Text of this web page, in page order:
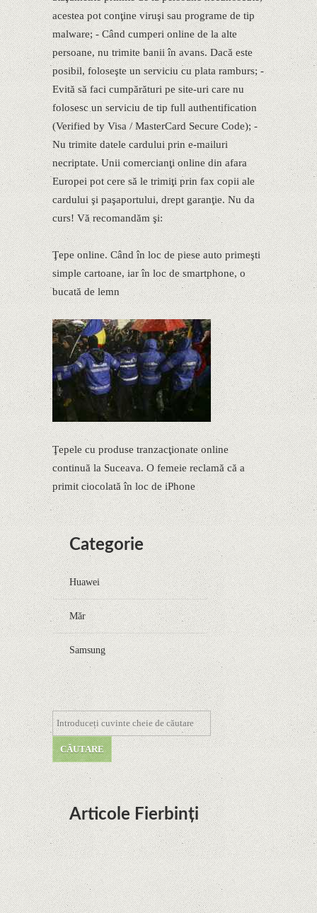
acestea pot conţine viruşi sau programe de tip
malware; - Când cumperi online de la alte
persoane, nu trimite banii în avans. Dacă este
posibil, foloseşte un serviciu cu plata ramburs; -
Evită să faci cumpărături pe site-uri care nu
folosesc un serviciu de tip full authentification
(Verified by Visa / MasterCard Secure Code); -
Nu trimite datele cardului prin e-mailuri
necriptate. Unii comercianţi online din afara
Europei pot cere să le trimiţi prin fax copii ale
cardului şi paşaportului, drept garanţie. Nu da
curs! Vă recomandăm şi:
Ţepe online. Când în loc de piese auto primeşti
simple cartoane, iar în loc de smartphone, o
bucată de lemn
Ţepele cu produse tranzacţionate online
continuă la Suceava. O femeie reclamă că a
primit ciocolată în loc de iPhone
Categorie
Huawei
Măr
Samsung
Articole Fierbinți
Dota Anime venind la Netflix în această lună de
la Legenda Korra Studio Mir